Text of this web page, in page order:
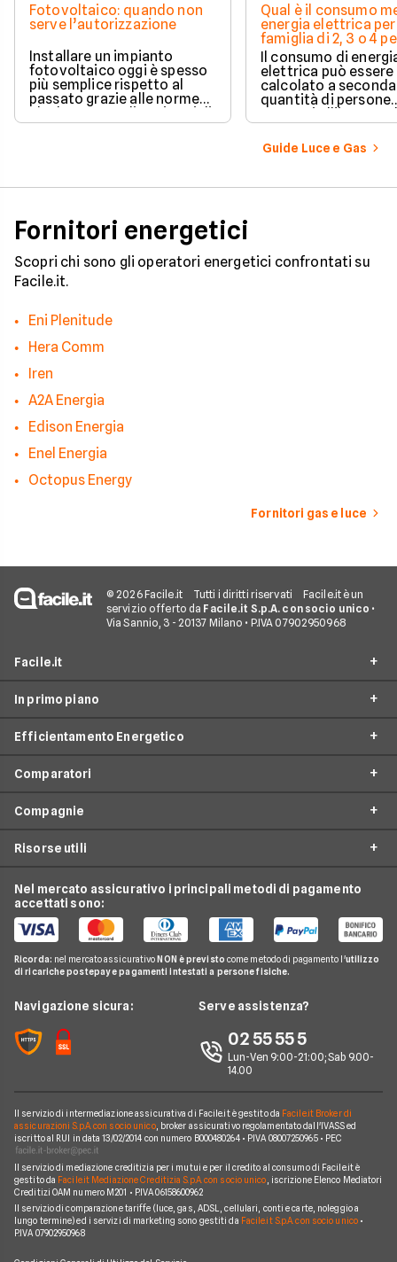
Fotovoltaico: quando non
serve l’autorizzazione
Installare un impianto
fotovoltaico oggi è spesso
più semplice rispetto al
passato grazie alle norme
che hanno ampliato i casi di
edilizia libera.
Qual è il consumo
energia elettrica per
famiglia di 2, 3 o 4
Il consumo di
elettrica può essere
calcolato a
quantità di persone
presenti all'interno
determinato
numerosi i fattori
influenzano questo
considerazione per
Guide Luce e Gas
Fornitori energetici
Scopri chi sono gli operatori energetici confrontati su
Facile.it.
Eni Plenitude
Hera Comm
Iren
A2A Energia
Edison Energia
Enel Energia
Octopus Energy
Fornitori gas e luce
© 2026 Facile.it Tutti i diritti riservati
Facile.it è un
servizio offerto da Facile.it S.p.A. con socio unico •
Via Sannio, 3 - 20137 Milano • P.IVA 07902950968
Facile.it
Assicurazioni
Prestiti
Luce e Gas
Conti e Carte
Pay TV
Noleggio Lungo Termine
News
Contatti
In primo piano
Offerte Luce e Gas
Offerte Energia Elettrica
Migliori Offerte Luce
Migliori Offerte Gas
Efficientamento Energetico
Impianto fotovoltaico
Caldaia a condensazione
Climatizzazione
Comparatori
Costo Gas
Costo Kwh
Cambio gestore energia
Miglior Fornitore Energia Elettrica
Miglior Fornitore Gas
Compagnie
Eni Plenitude
Acea
Gas Natural
A2A
Edison
Iren
Optima
Sorgenia
Fornitori Energetici
Risorse utili
Osservatorio Gas e Luce
Guida Luce e Gas
Glossario Gas e Luce
Notizie Luce e Gas
Argomenti in evidenza Gas e Luce
Nel mercato assicurativo i principali metodi di pagamento
accettati sono:
Ricorda: nel mercato assicurativoNON è previsto come metodo di pagamento l'utilizzo
di ricariche postepay e pagamenti intestati a persone fisiche.
Navigazione sicura: Serve assistenza?
02 55 55 5
Lun-Ven 9:00-21:00; Sab 9.00-
14.00
Il servizio di intermediazione assicurativa di Facile.it è gestito da Facile.it Broker di
assicurazioni S.p.A. con socio unico, broker assicurativo regolamentato dall'IVASS ed
iscritto al RUI in data 13/02/2014 con numero B000480264 • P.IVA 08007250965 • PEC
Il servizio di mediazione creditizia per i mutui e per il credito al consumo di Facile.it è
gestito da Facile.it Mediazione Creditizia S.p.A. con socio unico , iscrizione Elenco Mediatori
Creditizi OAM numero M201 • P.IVA 06158600962
Il servizio di comparazione tariffe (luce, gas, ADSL, cellulari, conti e carte, noleggio a
lungo termine) ed i servizi di marketing sono gestiti da Facile.it S.p.A. con socio unico•
P.IVA 07902950968